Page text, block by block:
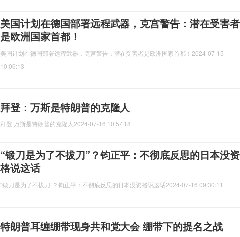
美国计划在德国部署远程武器，克宫警告：潜在受害者
是欧洲国家首都！
美国计划在德国部署远程武器，克宫警告：潜在受害者是欧洲国家首都！ 2024-07-15
10:06:13
拜登：万斯是特朗普的克隆人
拜登:万斯是特朗普的克隆人 2024-07-16 10:57:18
“锻刀是为了不拔刀”？钧正平：不彻底反思的日本没资
格说这话
“锻刀是为了不拔刀”？钧正平：不彻底反思的日本没资格说这话2024-07-16 09:30:11
特朗普耳缠绷带现身共和党大会 绷带下的提名之战